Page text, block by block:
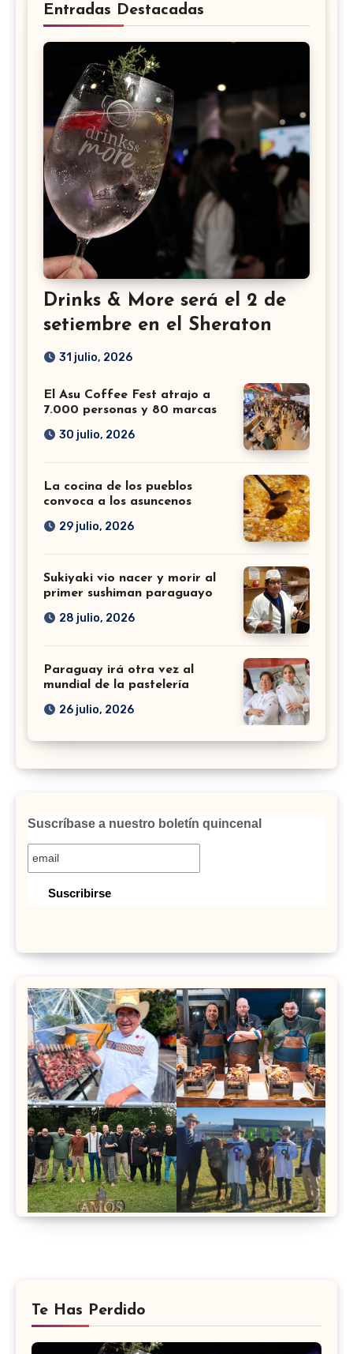
Entradas Destacadas
Drinks & More será el 2 de
setiembre en el Sheraton
31 julio, 2026
El Asu Coffee Fest atrajo a
7.000 personas y 80 marcas
30 julio, 2026
La cocina de los pueblos
convoca a los asuncenos
29 julio, 2026
Sukiyaki vio nacer y morir al
primer sushiman paraguayo
28 julio, 2026
Paraguay irá otra vez al
mundial de la pastelería
26 julio, 2026
Suscríbase a nuestro boletín quincenal
Te Has Perdido